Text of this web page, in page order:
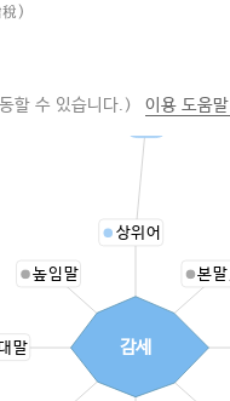
)
할 수 있습니다.) 이용 도움
상위어
본
말
높임말
감세